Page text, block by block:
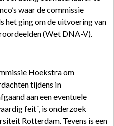
waar de commissie
het ging om de uitvoering van
(Wet DNA-V).
Hoekstra om
tijdens in
aan een eventuele
feit´, is onderzoek
Rotterdam. Tevens is een